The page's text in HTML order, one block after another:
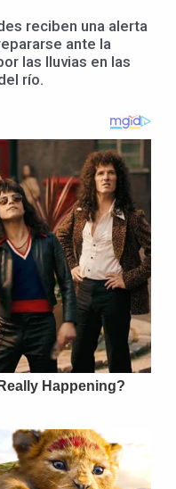
reciben una alerta
ante la
las lluvias en las
río.